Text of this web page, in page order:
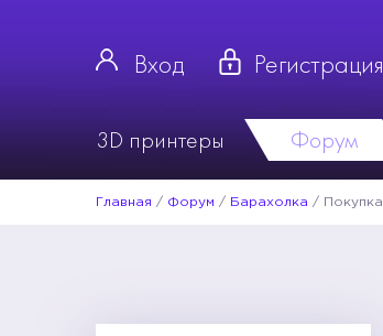
Вход Регистрация
3D принтеры Форум
Главная / Форум / Барахолка / Покупка